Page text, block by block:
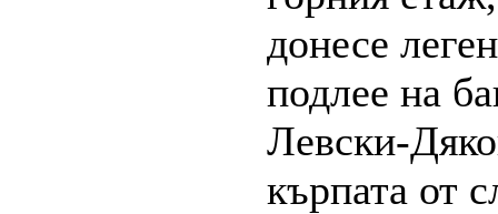
донесе
подлее на
Левски-
кърпата от